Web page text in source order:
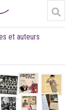
et auteurs